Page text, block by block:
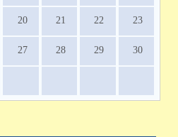
20 21 22 23
27 28 29 30